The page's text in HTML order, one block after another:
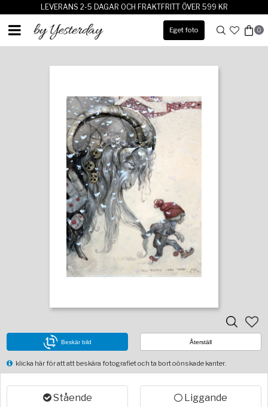
LEVERANS 2-5 DAGAR OCH FRAKTFRITT ÖVER 599 KR
Eget foto 0
Beskär bild Återställ
klicka här för att att beskära fotografiet och ta bort oönskade kanter.
Stående Liggande